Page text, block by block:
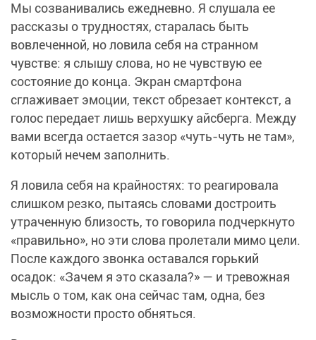
Мы созванивались ежедневно. Я слушала ее
рассказы о трудностях, старалась быть
вовлеченной, но ловила себя на странном
чувстве: я слышу слова, но не чувствую ее
состояние до конца. Экран смартфона
сглаживает эмоции, текст обрезает контекст, а
голос передает лишь верхушку айсберга. Между
вами всегда остается зазор «чуть-чуть не там»,
который нечем заполнить.
Я ловила себя на крайностях: то реагировала
слишком резко, пытаясь словами достроить
утраченную близость, то говорила подчеркнуто
«правильно», но эти слова пролетали мимо цели.
После каждого звонка оставался горький
осадок: «Зачем я это сказала?» — и тревожная
мысль о том, как она сейчас там, одна, без
возможности просто обняться.